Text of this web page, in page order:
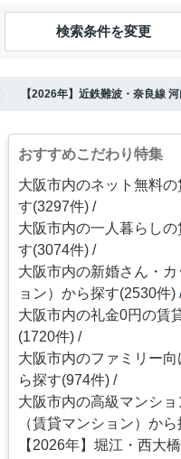
検索条件を変更
【2026年】近鉄難波・奈良線
おすすめこだわり特集
大阪市内のネット無料
す(3297件)
大阪市内の一人暮らし
す(3074件)
大阪市内の新婚さん・
ョン）から探す(2530件)
大阪市内の礼金0円の賃
(1720件)
大阪市内のファミリー
ら探す(974件)
大阪市内の高級マンシ
（賃貸マンション）か
【2026年】堀江・西大